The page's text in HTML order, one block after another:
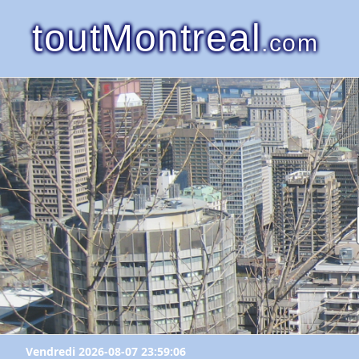
toutMontreal.com
Vendredi 2026-08-07 23:59:06